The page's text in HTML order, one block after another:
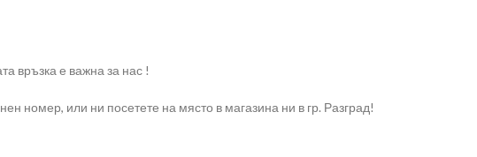
връзка е важна за нас !
номер, или ни посетете на място в магазина ни в гр. Разград!